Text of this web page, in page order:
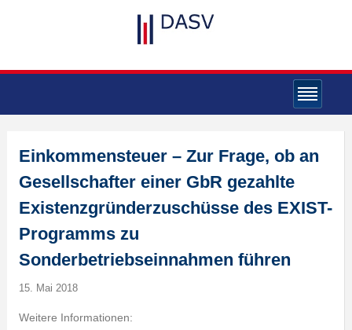
Einkommensteuer – Zur Frage, ob an
Gesellschafter einer GbR gezahlte
Existenzgründerzuschüsse des EXIST-
Programms zu
Sonderbetriebseinnahmen führen
15. Mai 2018
Weitere Informationen: